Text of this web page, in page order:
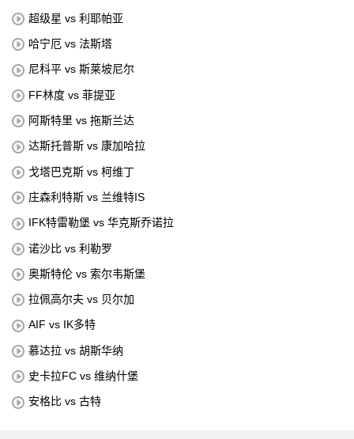
超级星 vs 利耶帕亚
哈宁厄 vs 法斯塔
尼科平 vs 斯莱坡尼尔
FF林度 vs 菲提亚
阿斯特里 vs 拖斯兰达
达斯托普斯 vs 康加哈拉
戈塔巴克斯 vs 柯维丁
庄森利特斯 vs 兰维特IS
IFK特雷勒堡 vs 华克斯乔诺拉
诺沙比 vs 利勒罗
奥斯特伦 vs 索尔韦斯堡
拉佩高尔夫 vs 贝尔加
AIF vs IK多特
慕达拉 vs 胡斯华纳
史卡拉FC vs 维纳什堡
安格比 vs 古特